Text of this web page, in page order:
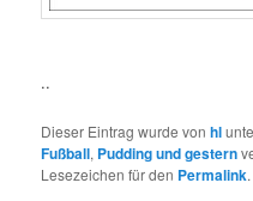
..
Dieser Eintrag wurde vonhl
Fußball, Pudding und gestern
Lesezeichen für den Permalink.